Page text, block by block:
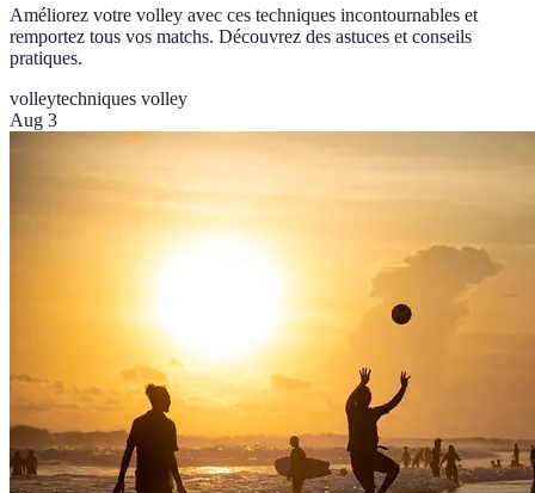
Améliorez votre volley avec ces techniques incontournables et
remportez tous vos matchs. Découvrez des astuces et conseils
pratiques.
volleytechniques volley
Aug 3